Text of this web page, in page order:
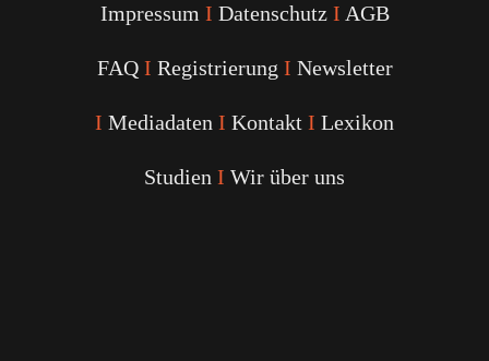
Impressum I Datenschutz I AGB
FAQ I Registrierung I Newsletter
I Mediadaten I Kontakt I Lexikon
Studien I Wir über uns